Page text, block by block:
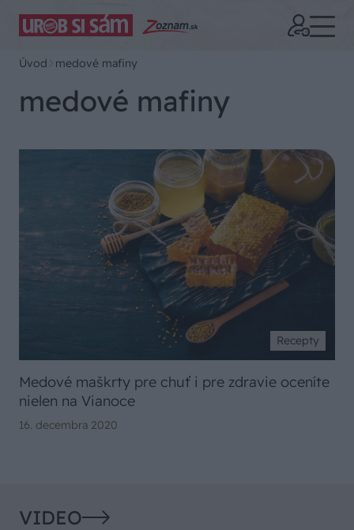
Úvod medové mafiny
medové mafiny
Recepty
Medové maškrty pre chuť i pre zdravie oceníte
nielen na Vianoce
16. decembra 2020
VIDEO